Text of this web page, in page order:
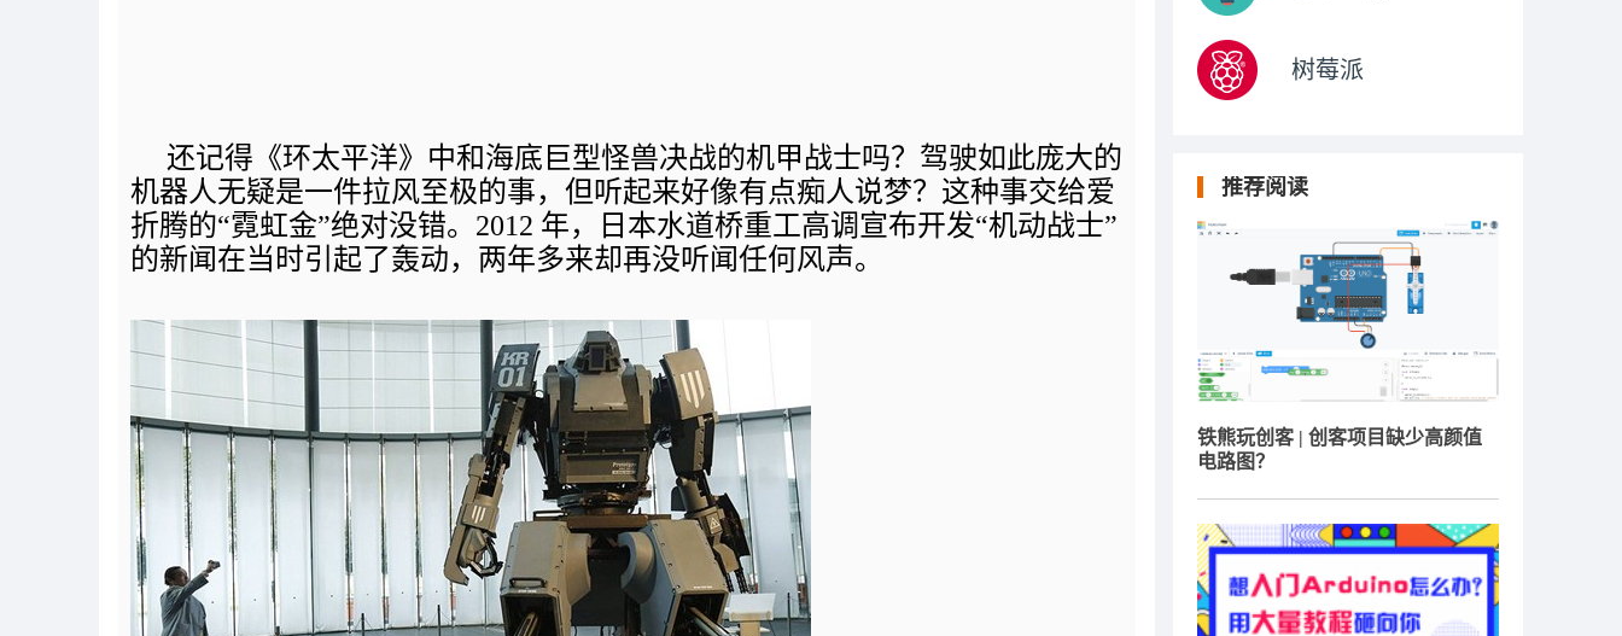
还记得《环太平洋》中和海底巨型怪兽决战的机甲战士吗？驾驶如此庞大的
机器人无疑是一件拉风至极的事，但听起来好像有点痴人说梦？这种事交给爱
折腾的“霓虹金”绝对没错。2012 年，日本水道桥重工高调宣布开发“机动战士”
的新闻在当时引起了轰动，两年多来却再没听闻任何风声。
树莓派
推荐阅读
铁熊玩创客 | 创客项目缺少高颜值
电路图？